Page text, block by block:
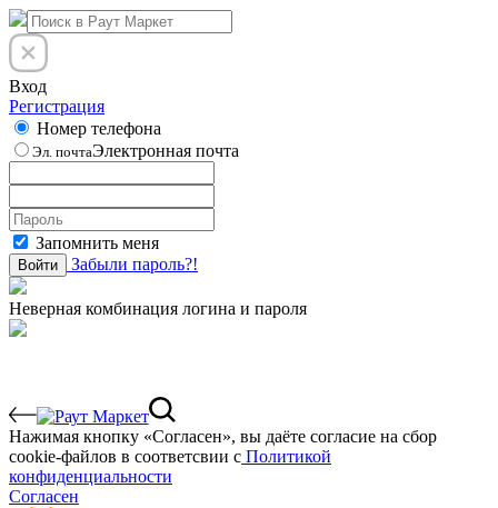
Вход
Регистрация
Номер телефона
Эл. почтаЭлектронная почта
Запомнить меня
Войти Забыли пароль?!
Неверная комбинация логина и пароля
Нажимая кнопку «Согласен», вы даёте cогласие на сбор
cookie-файлов в соответсвии с Политикой
конфиденциальности
Согласен